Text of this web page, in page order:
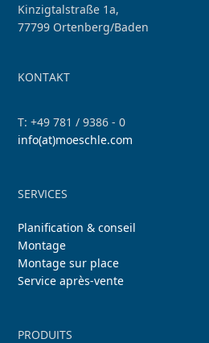
Kinzigtalstraße 1a,
77799 Ortenberg/Baden
KONTAKT
T: +49 781 / 9386 - 0
info(at)moeschle.com
SERVICES
Planification & conseil
Montage
Montage sur place
Service après-vente
PRODUITS